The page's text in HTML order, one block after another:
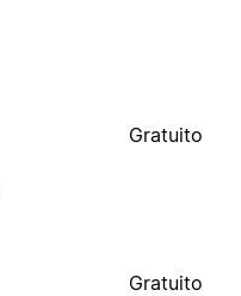
Gratuito
Gratuito